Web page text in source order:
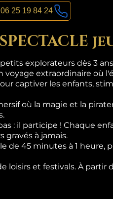
25 19 84 24
explorateurs dès 3
extraordinaire où
captiver les enfants,
où la magie et la
: il participe ! Chaque
gravés à jamais.
de 45 minutes à 1 heure,
loisirs et festivals. À partir